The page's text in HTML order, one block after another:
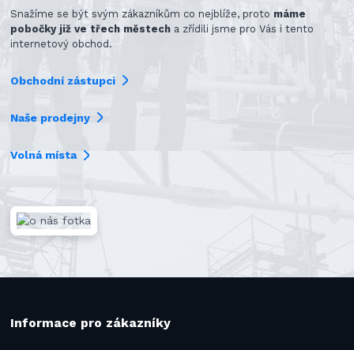
Snažíme se být svým zákazníkům co nejblíže, proto máme
pobočky již ve třech městech a zřídili jsme pro Vás i tento
internetový obchod.
Obchodní zástupci
Naše prodejny
Volná místa
Informace pro zákazníky